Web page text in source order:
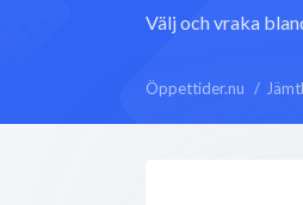
Välj och vraka
Öppettider.nu